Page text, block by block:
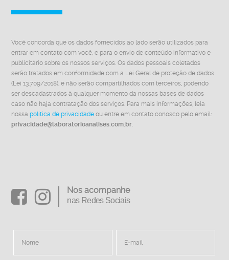
Você concorda que os dados fornecidos ao lado serão utilizados para
entrar em contato com você, e para o envio de conteúdo informativo e
publicitário sobre os nossos serviços. Os dados pessoais coletados
serão tratados em conformidade com a Lei Geral de proteção de dados
(Lei 13.709/2018), e não serão compartilhados com terceiros, podendo
ser descadastrados à qualquer momento da nossas bases de dados
caso não haja contratação dos serviços. Para mais informações, leia
nossapolítica de privacidade ou entre em contato conosco pelo email:
privacidade@laboratorioanalises.com.br.
Nos acompanhe
nas Redes Sociais